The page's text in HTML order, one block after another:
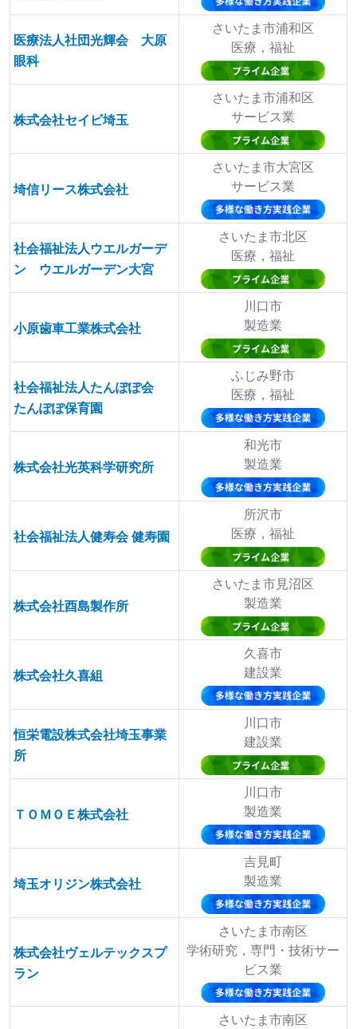
医療法人社団光輝会 大原
眼科
さいたま市浦和区
医療，福祉
株式会社セイビ埼玉
さいたま市浦和区
サービス業
埼信リース株式会社
さいたま市大宮区
サービス業
社会福祉法人ウエルガーデ
ン ウエルガーデン大宮
さいたま市北区
医療，福祉
小原歯車工業株式会社
川口市
製造業
社会福祉法人たんぽぽ会
たんぽぽ保育園
ふじみ野市
医療，福祉
株式会社光英科学研究所
和光市
製造業
社会福祉法人健寿会 健寿園
所沢市
医療，福祉
株式会社酉島製作所
さいたま市見沼区
製造業
株式会社久喜組
久喜市
建設業
恒栄電設株式会社埼玉事業
所
川口市
建設業
ＴＯＭＯＥ株式会社
川口市
製造業
埼玉オリジン株式会社
吉見町
製造業
株式会社ヴェルテックスプ
ラン
さいたま市南区
学術研究，専門・技術サー
ビス業
さいたま市南区